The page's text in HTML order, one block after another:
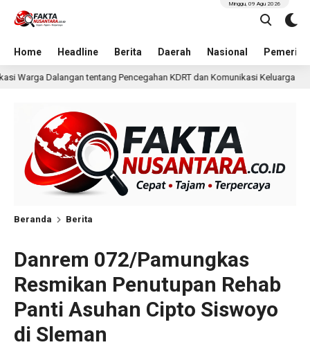
Home Headline Berita Daerah Nasional
Minggu, 09 Agu 2026
KDRT dan Komunikasi Keluarga 1 hari lalu KKN Undip
Beranda Berita
Danrem 072/Pamungkas
Resmikan Penutupan Rehab
Panti Asuhan Cipto Siswoyo
di Sleman